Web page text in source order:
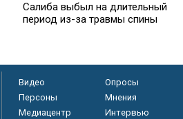
Салиба выбыл на длительный
период из-за травмы спины
Видео Опросы
Персоны
Мнения
Медиацентр
Интервью